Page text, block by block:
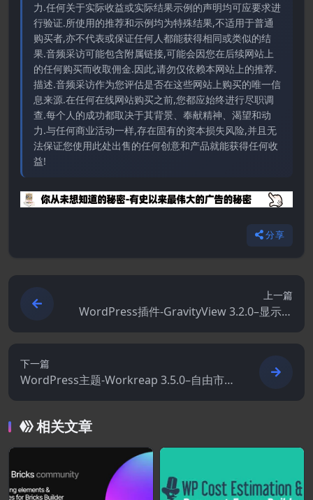
力.任何关于实际收益或实际结果示例的声明均可应要求进
行验证.所使用的推荐和示例均为特殊结果,不适用于普通
购买者,亦不代表或保证任何人都能获得相同或类似的结
果.音频采访可能包含附属链接,可能会因您在后续网站上
的任何购买而收取佣金.因此,请勿仅依赖本网站上的推荐.
描述.音频采访作为您评估是否在这些网站上购买的唯一信
息来源.在任何在线网站购买之前,您都应始终进行尽职调
查.每个人的成功都取决于其背景、奉献精神、渴望和动
力.与任何商业活动一样,存在固有的资本损失风险,并且无
法保证您使用此处出售的任何创意和产品就能获得任何收
益!
分享
上一篇
WordPress插件-GravityView 3.2.0–显示重
力形式条目
下一篇
WordPress主题-Workreap 3.5.0–自由市场
和目录WordPress主题
相关文章